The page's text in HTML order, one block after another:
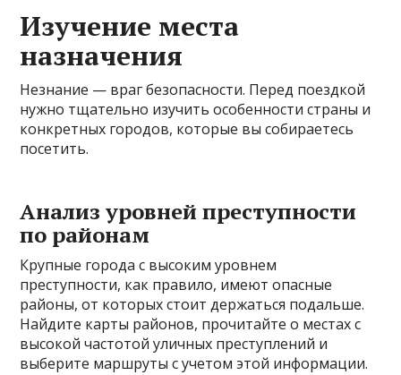
Изучение места
назначения
Незнание — враг безопасности. Перед поездкой
нужно тщательно изучить особенности страны и
конкретных городов, которые вы собираетесь
посетить.
Анализ уровней преступности
по районам
Крупные города с высоким уровнем
преступности, как правило, имеют опасные
районы, от которых стоит держаться подальше.
Найдите карты районов, прочитайте о местах с
высокой частотой уличных преступлений и
выберите маршруты с учетом этой информации.